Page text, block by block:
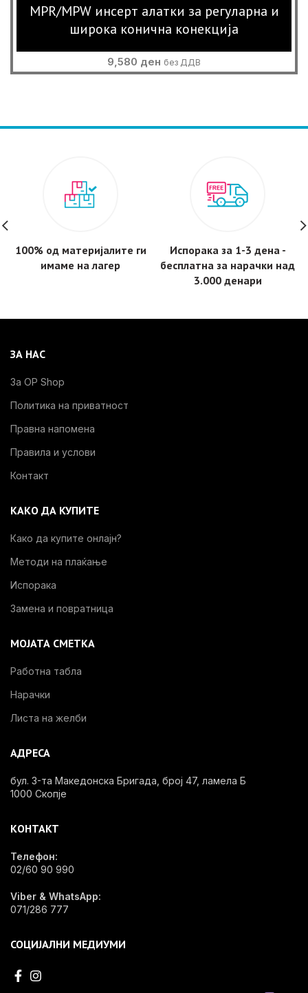
MPR/MPW инсерт алатки за регуларна и
широка конична конекција
9,580 ден без ДДВ
100% од материјалите ги
имаме на лагер
Испорака за 1-3 дена -
бесплатнa за нарачки над
3.000 денари
ЗА НАС
За OP Shop
Политика на приватност
Правна напомена
Правила и услови
Контакт
КАКО ДА КУПИТЕ
Како да купите онлајн?
Методи на плаќање
Испорака
Замена и повратница
МОЈАТА СМЕТКА
Работна табла
Нарачки
Листа на желби
АДРЕСА
бул. 3-та Македонска Бригада, број 47, ламела Б
1000 Скопје
КОНТАКТ
Телефон:
02/60 90 990
Viber & WhatsApp:
071/286 777
СОЦИЈАЛНИ МЕДИУМИ